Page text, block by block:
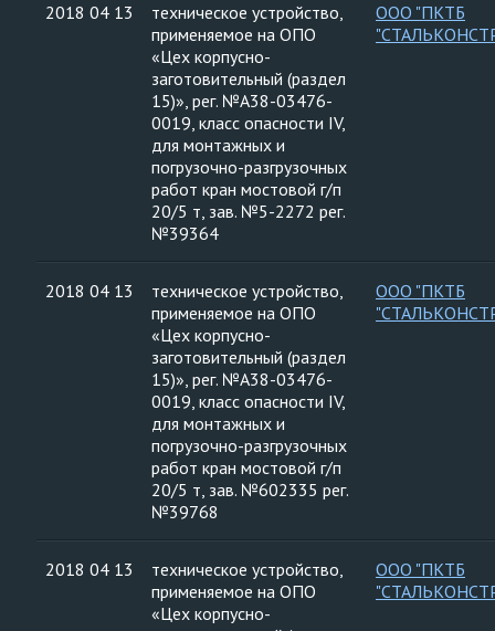
2018 04 13
техническое устройство,
применяемое на ОПО
«Цех корпусно-
заготовительный (раздел
15)», рег. №А38-03476-
0019, класс опасности IV,
для монтажных и
погрузочно-разгрузочных
работ кран мостовой г/п
20/5 т, зав. №5-2272 рег.
№39364
ООО "ПКТБ
2018 04 13
техническое устройство,
применяемое на ОПО
«Цех корпусно-
заготовительный (раздел
15)», рег. №А38-03476-
0019, класс опасности IV,
для монтажных и
погрузочно-разгрузочных
работ кран мостовой г/п
20/5 т, зав. №602335 рег.
№39768
ООО "ПКТБ
2018 04 13
техническое устройство,
применяемое на ОПО
«Цех корпусно-
ООО "ПКТБ